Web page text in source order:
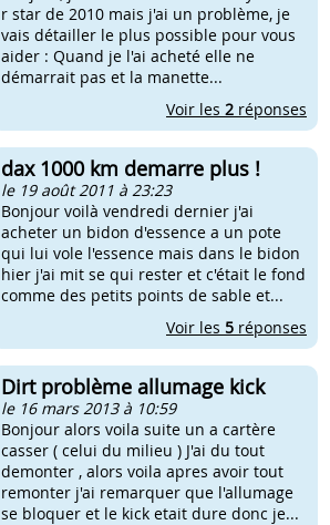
r star de 2010 mais j'ai un problème, je
vais détailler le plus possible pour vous
aider : Quand je l'ai acheté elle ne
démarrait pas et la manette...
Voir les 2 réponses
dax 1000 km demarre plus !
le 19 août 2011 à 23:23
Bonjour voilà vendredi dernier j'ai
acheter un bidon d'essence a un pote
qui lui vole l'essence mais dans le bidon
hier j'ai mit se qui rester et c'était le fond
comme des petits points de sable et...
Voir les 5 réponses
Dirt problème allumage kick
le 16 mars 2013 à 10:59
Bonjour alors voila suite un a cartère
casser ( celui du milieu ) J'ai du tout
demonter , alors voila apres avoir tout
remonter j'ai remarquer que l'allumage
se bloquer et le kick etait dure donc je...